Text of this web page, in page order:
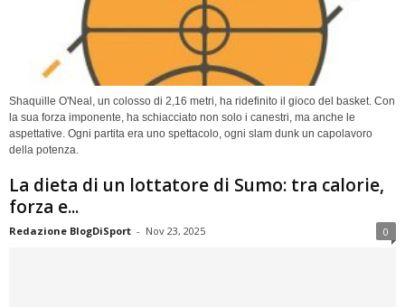
Shaquille O'Neal, un colosso di 2,16 metri, ha ridefinito il gioco del basket. Con
la sua forza imponente, ha schiacciato non solo i canestri, ma anche le
aspettative. Ogni partita era uno spettacolo, ogni slam dunk un capolavoro
della potenza.
La dieta di un lottatore di Sumo: tra calorie,
forza e...
Redazione BlogDiSport - Nov 23, 2025 0